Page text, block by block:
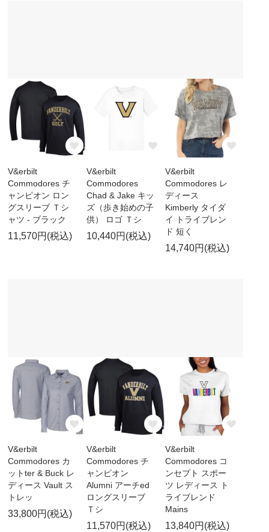
V&erbilt
Commodores チ
ャンピオン ロン
グスリーブ Ｔシ
ャツ - ブラック
11,570円(税込)
V&erbilt
Commodores
Chad & Jake キッ
ズ（歩き始めの子
供） ロゴ Ｔシ
10,440円(税込)
V&erbilt
Commodores レ
ディース
Kimberly タイダ
イ トライブレン
ド 短く
14,740円(税込)
V&erbilt
Commodores カ
ットter & Buck レ
ディース Vault ス
トレッ
33,800円(税込)
V&erbilt
Commodores チ
ャンピオン
Alumni アーチed
ロングスリーブ
Ｔシ
11,570円(税込)
V&erbilt
Commodores コ
ンセプト スポー
ツ レディース ト
ライブレンド
Mains
13,840円(税込)